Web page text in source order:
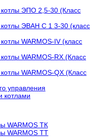
котлы ЭПО 2,5-30 (Класс
котлы ЭВАН С 1 3-30 (класс
WARMOS-IV (класс
WARMOS-RX (Класс
WARMOS-QX (Класс
управления
котлами
WARMOS TК
WARMOS TT